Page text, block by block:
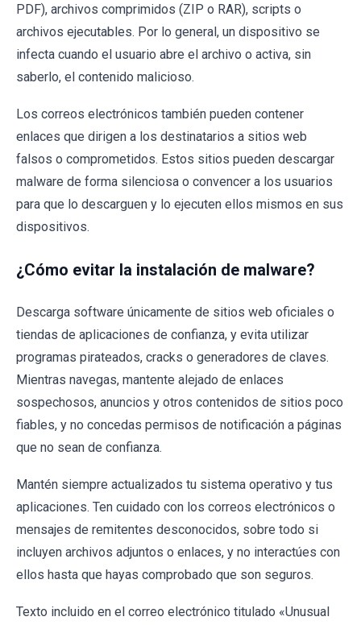
PDF), archivos comprimidos (ZIP o RAR), scripts o
archivos ejecutables. Por lo general, un dispositivo se
infecta cuando el usuario abre el archivo o activa, sin
saberlo, el contenido malicioso.
Los correos electrónicos también pueden contener
enlaces que dirigen a los destinatarios a sitios web
falsos o comprometidos. Estos sitios pueden descargar
malware de forma silenciosa o convencer a los usuarios
para que lo descarguen y lo ejecuten ellos mismos en sus
dispositivos.
¿Cómo evitar la instalación de malware?
Descarga software únicamente de sitios web oficiales o
tiendas de aplicaciones de confianza, y evita utilizar
programas pirateados, cracks o generadores de claves.
Mientras navegas, mantente alejado de enlaces
sospechosos, anuncios y otros contenidos de sitios poco
fiables, y no concedas permisos de notificación a páginas
que no sean de confianza.
Mantén siempre actualizados tu sistema operativo y tus
aplicaciones. Ten cuidado con los correos electrónicos o
mensajes de remitentes desconocidos, sobre todo si
incluyen archivos adjuntos o enlaces, y no interactúes con
ellos hasta que hayas comprobado que son seguros.
Texto incluido en el correo electrónico titulado «Unusual